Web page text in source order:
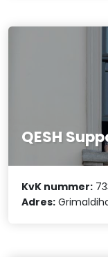
QESH
KvK nummer:
Adres: